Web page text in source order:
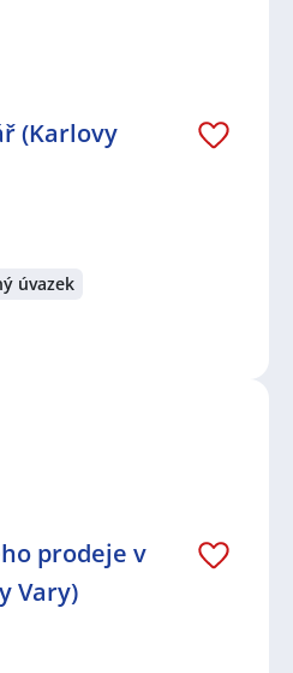
(Karlovy
úvazek
prodeje v
Vary)